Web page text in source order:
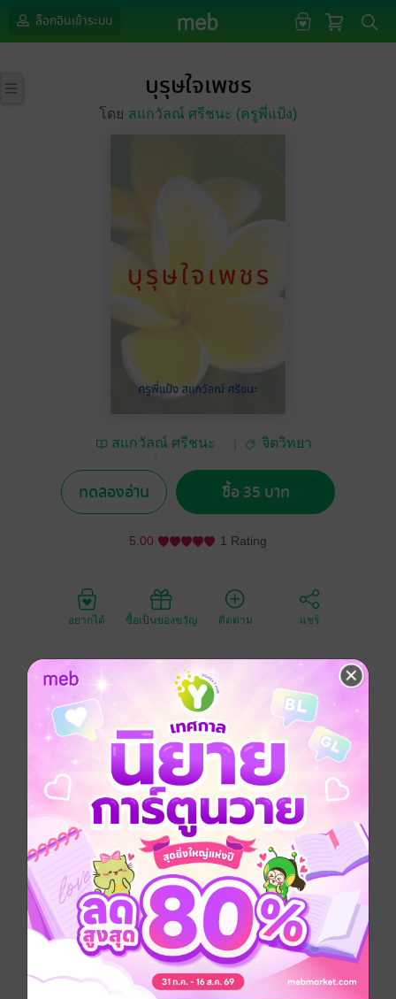
ล็อกอินเข้าระบบ
บุรุษใจเพชร
โดย สแกวัลณ์ ศรีชนะ (ครูพี่แป้ง)
สแกวัลณ์ ศรีชนะ
จิตวิทยา
ทดลองอ่าน ซื้อ 35 บาท
5.00 1 Rating
อยากได้ ซื้อเป็นของขวัญ ติดตาม แชร์
"หนังสือเล่มนี้เป็นการบอกเล่าเรื่องราวเทคนิคและแนวคิด
สู่ความสำเร็จ ด้วยการอธิษฐานจิต พิชิตเป้าหมาย โดยถอด
บทเรียนจากปรัชญาชีวิตของพระพุทธเจ้า ที่พระองค์ต่อสู้
ปัญหาอุปสรรค จนทำให้พระองค์ตรัสรู้กลายเป็นศาสดา
ของพระพุทธศาสนาที่มีผู้คนนับถือกันทั่วโลก และได้ชื่อว่า
เป็น ""บุรุษใจเพชร""
มาร่วมเรียนรู้เทคนิค แนวคิดสู้ความสำเร็จของบุรุษ
ใจเพชรกัน หากท่านได้ฟังเรื่องราวในหนังสือเล่มนี้แล้ว
คงจะจุดประกายฝันทำให้ท่านมีแรงบัลดาลใจ กล้าที่จะ
ตัดสินใจลงมือทำให้เป้าหมายเป็นจริง พร้อมต่อสู้กับ
อุปสรรคระหว่างการเดินทางสู่เป้าหมายและไม่ล้มเลิก
จนกว่าจะถึงเป้าหมายอย่างแน่นอน"
ประเภทไฟล์ pdf